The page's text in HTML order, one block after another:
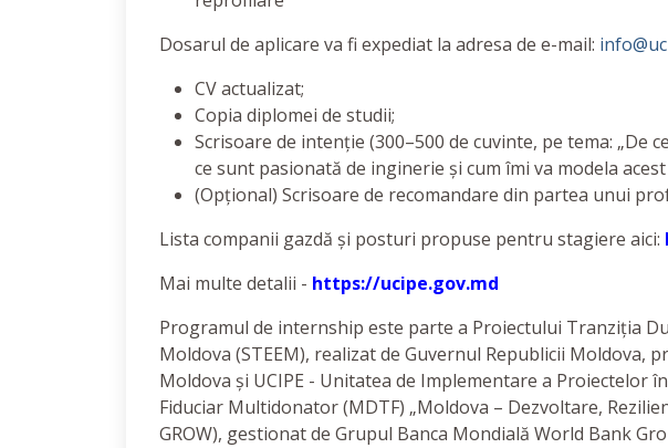
Dosarul de aplicare va fi expediat la adresa de e-mail:
CV actualizat;
Copia diplomei de studii;
Scrisoare de intenție (300–500 de cuvinte, pe tema: „De
ce sunt pasionată de inginerie și cum îmi va modela
(Opțional) Scrisoare de recomandare din partea unui
Lista companii gazdă și posturi propuse pentru stagiere aici:
Mai multe detalii - https://ucipe.gov.md
Programul de internship este parte a Proiectului Tranziția
Moldova (STEEM), realizat de Guvernul Republicii Moldova,
Moldova și UCIPE - Unitatea de Implementare a Proiectelor
Fiduciar Multidonator (MDTF) „Moldova – Dezvoltare,
GROW), gestionat de Grupul Banca Mondială World Bank